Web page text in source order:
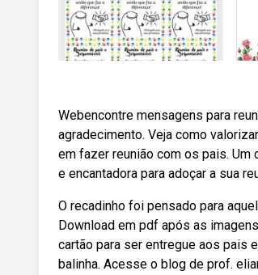
Webencontre mensagens para
agradecimento. Veja como
em fazer reunião com os pais.
e encantadora para adoçar a sua
O recadinho foi pensado para
Download em pdf após as
cartão para ser entregue aos pais
balinha. Acesse o blog de prof.